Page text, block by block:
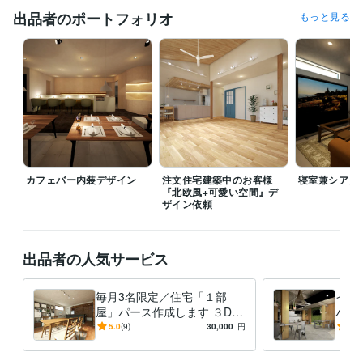
得意分野
デザイン制作 ３Dパースソフトで内装デザインを具現化
内装デザイン インテリア ビジネス 不動産 住宅
パース
3Dパース
仕事 ハウスメーカー
住まい・美容・生活相談 インテリアコーディネート
インテリア 内装コーディネート 建築 ビジネス
インテリア業務
家具コーディネート
仕事 ハウスメーカー 店舗 住宅
出品者のポートフォリオ もっと見る
カフェバー内装デザイン
注文住宅建築中のお客様
『北欧風+可愛い空間』デ
ザイン依頼
寝室兼シアタ
出品者の人気サービス
毎月3名限定／住宅「１部
屋」パース作成します ３Dパ
ースで今のイメージを確認で
5.0(9) 30,000 円
イメ
パー
屋